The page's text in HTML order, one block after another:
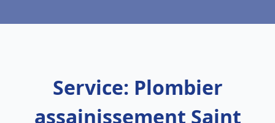
Service: Plombier
assainissement Saint